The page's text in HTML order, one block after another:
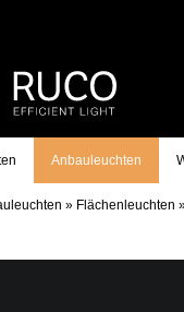
Anbauleuchten
» Flächenleuchten